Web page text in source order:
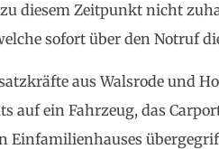
diesem Zeitpunkt nicht
sofort über den Notruf
aus Walsrode und
auf ein Fahrzeug, das
Einfamilienhauses